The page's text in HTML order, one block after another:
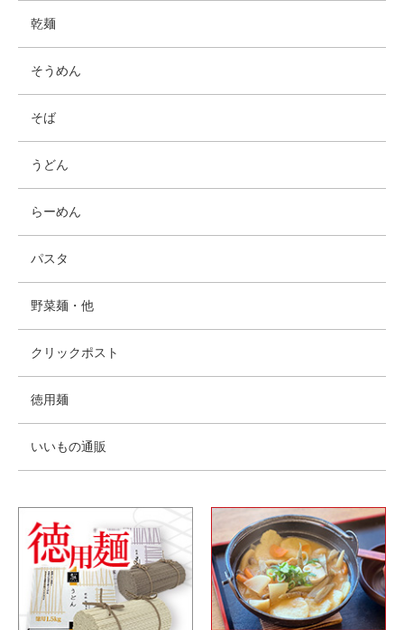
乾麺
そうめん
そば
うどん
らーめん
パスタ
野菜麺・他
クリックポスト
徳用麺
いいもの通販